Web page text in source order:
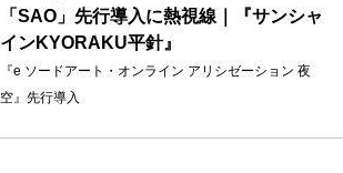
「SAO」先行導入に熱視線｜『サンシャ
インKYORAKU平針』
『e ソードアート・オンライン アリシゼーション 夜
空』先行導入